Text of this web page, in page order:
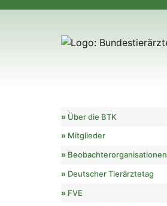
Über die BTK
Mitglieder
Beobachterorganisationen
Deutscher Tierärztetag
FVE